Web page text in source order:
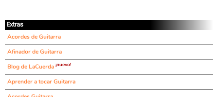
Extras
Acordes de Guitarra
Afinador de Guitarra
Blog de LaCuerda ¡nuevo!
Aprender a tocar Guitarra